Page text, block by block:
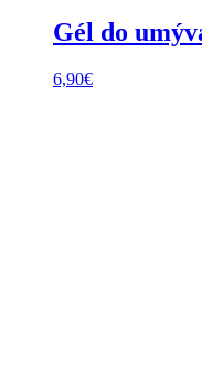
Gél do
6,90€